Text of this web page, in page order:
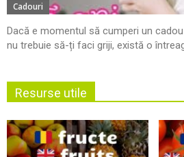
Cadouri
Dacă e momentul să cumperi un
nu trebuie să-ți faci griji, există o
Resurse utile